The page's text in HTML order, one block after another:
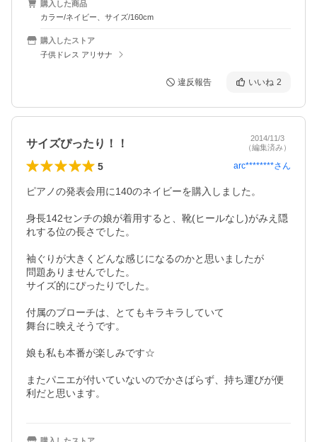
購入した商品
カラー/ネイビー、サイズ/160cm
購入したストア
子供ドレス アリサナ
違反報告 いいね 2
サイズぴったり！！
2014/11/3
（編集済み）
5 arc********さん
ピアノの発表会用に140のネイビーを購入しました。
身長142センチの娘が着用すると、靴(ヒールなし)がみえ隠
れする位の長さでした。
袖ぐりが大きくどんな感じになるのかと思いましたが
問題ありませんでした。
サイズ的にぴったりでした。
付属のブローチは、とてもキラキラしていて
舞台に映えそうです。
娘も私も本番が楽しみです☆
またパニエが付いていないのでかさばらず、持ち運びが便
利だと思います。
購入したストア